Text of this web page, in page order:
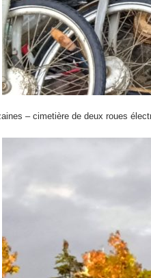
– cimetière de deux roues